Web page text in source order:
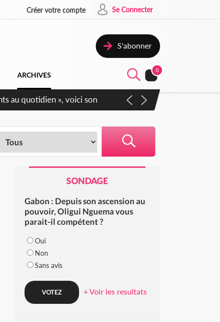
Créer votre compte Se Connecter
S'abonner
ARCHIVES
0
SONDAGE
Gabon : Depuis son ascension au
pouvoir, Oligui Nguema vous
parait-il compétent ?
Oui
Non
Sans avis
+ Voir les resultats